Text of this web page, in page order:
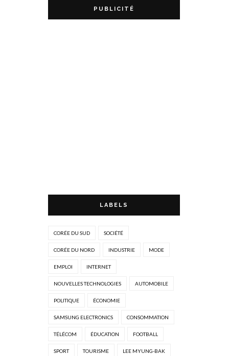
PUBLICITÉ
LABELS
CORÉE DU SUD SOCIÉTÉ
CORÉE DU NORD INDUSTRIE MODE
EMPLOI INTERNET
NOUVELLES TECHNOLOGIES AUTOMOBILE
POLITIQUE ÉCONOMIE
SAMSUNG ELECTRONICS CONSOMMATION
TÉLÉCOM ÉDUCATION FOOTBALL
SPORT TOURISME LEE MYUNG-BAK